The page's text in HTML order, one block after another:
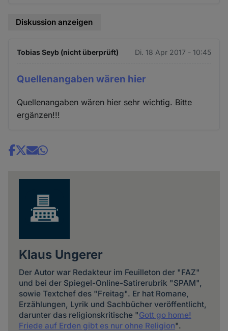
Diskussion anzeigen
Tobias Seyb (nicht überprüft) Di. 18 Apr 2017 - 10:45
Quellenangaben wären hier
Quellenangaben wären hier sehr wichtig. Bitte
ergänzen!!!
Share
Klaus Ungerer
Der Autor war Redakteur im Feuilleton der "FAZ"
und bei der Spiegel-Online-Satirerubrik "SPAM",
sowie Textchef des "Freitag". Er hat Romane,
Erzählungen, Lyrik und Sachbücher veröffentlicht,
darunter das religionskritische "Gott go home!
Friede auf Erden gibt es nur ohne Religion".